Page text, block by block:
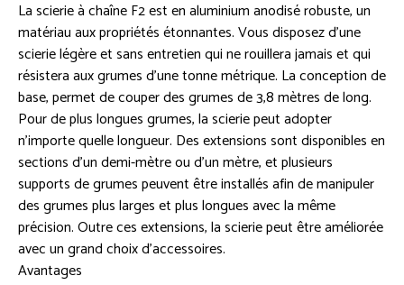
La scierie à chaîne F2 est en aluminium anodisé robuste, un
matériau aux propriétés étonnantes. Vous disposez d’une
scierie légère et sans entretien qui ne rouillera jamais et qui
résistera aux grumes d’une tonne métrique. La conception de
base, permet de couper des grumes de 3,8 mètres de long.
Pour de plus longues grumes, la scierie peut adopter
n’importe quelle longueur. Des extensions sont disponibles en
sections d’un demi-mètre ou d’un mètre, et plusieurs
supports de grumes peuvent être installés afin de manipuler
des grumes plus larges et plus longues avec la même
précision. Outre ces extensions, la scierie peut être améliorée
avec un grand choix d’accessoires.
Avantages